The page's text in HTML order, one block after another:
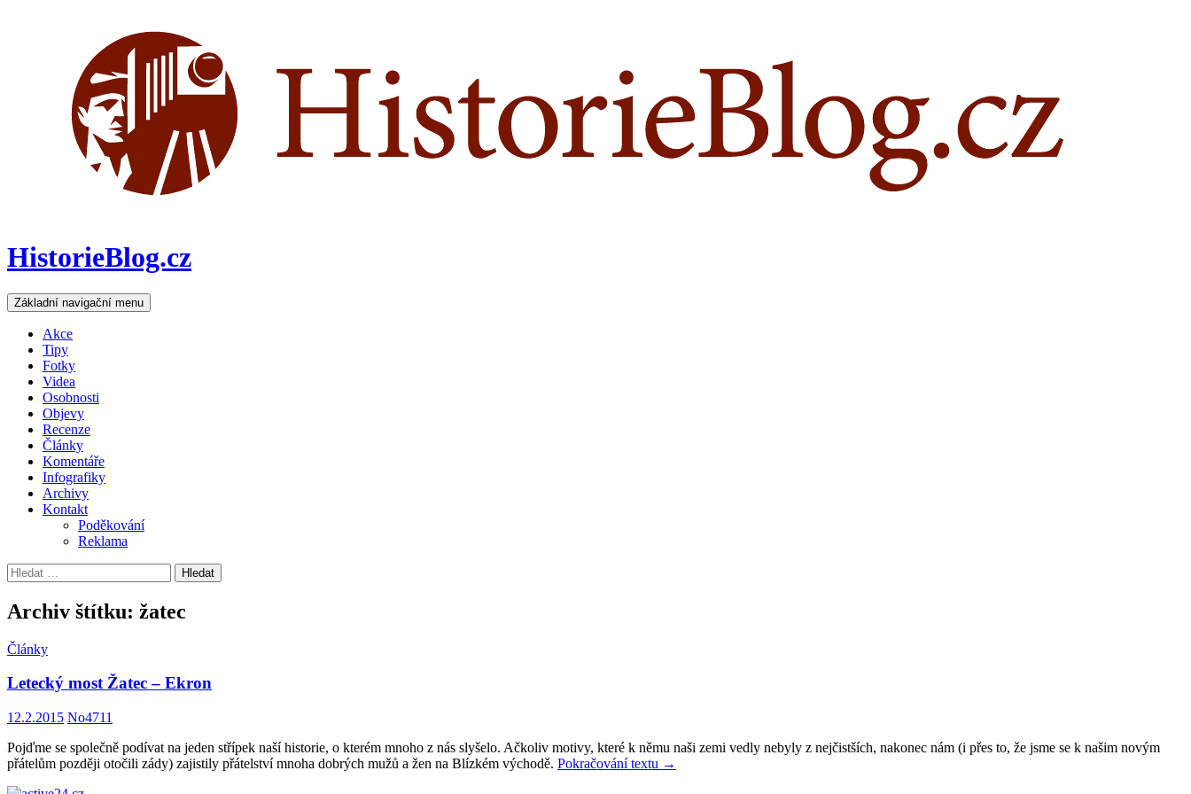
HistorieBlog.cz
Hledat
Základní navigační menu Přejít
k
Akce
Tipy
Fotky
Videa
Osobnosti
Objevy
Recenze
Články
Komentáře
Infografiky
Archivy
Kontakt
Poděkování
Reklama
Vyhledávání
Archiv štítku: žatec
Články
Letecký most Žatec – Ekron
12.2.2015 No4711
Pojďme se společně podívat na jeden střípek naší historie, o kterém mnoho z nás slyšelo. Ačkoliv motivy, které k němu naši zemi vedly nebyly z nejčistších, nakonec nám (i přes to, že jsme se k našim novým
přátelům později otočili zády) zajistily přátelství mnoha dobrých mužů a žen na Blízkém východě. Pokračování textu Letecký
→